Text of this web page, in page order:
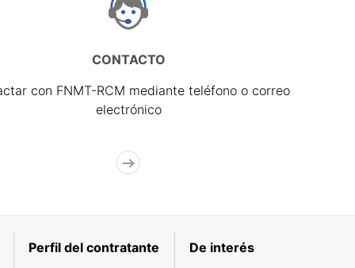
CONTACTO
con FNMT-RCM mediante teléfono o correo
electrónico
Perfil del contratante De interés